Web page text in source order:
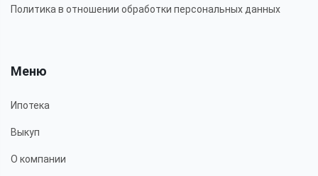
Политика в отношении обработки персональных данных
Меню
Ипотека
Выкуп
О компании